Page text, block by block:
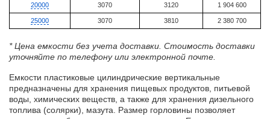
20000 3070 3120 1 904 600
25000 3070 3810 2 380 700
* Цена емкости без учета доставки. Стоимость доставки
уточняйте по телефону или электронной почте.
Емкости пластиковые цилиндрические вертикальные
предназначены для хранения пищевых продуктов, питьевой
воды, химических веществ, а также для хранения дизельного
топлива (солярки), мазута. Размер горловины позволяет